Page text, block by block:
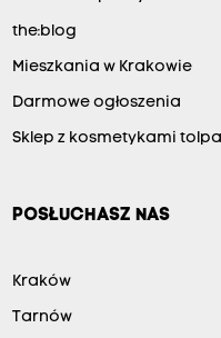
the:blog
Mieszkania w Krakowie
Darmowe ogłoszenia
Sklep z kosmetykami
POSŁUCHASZ NAS
Kraków
Tarnów